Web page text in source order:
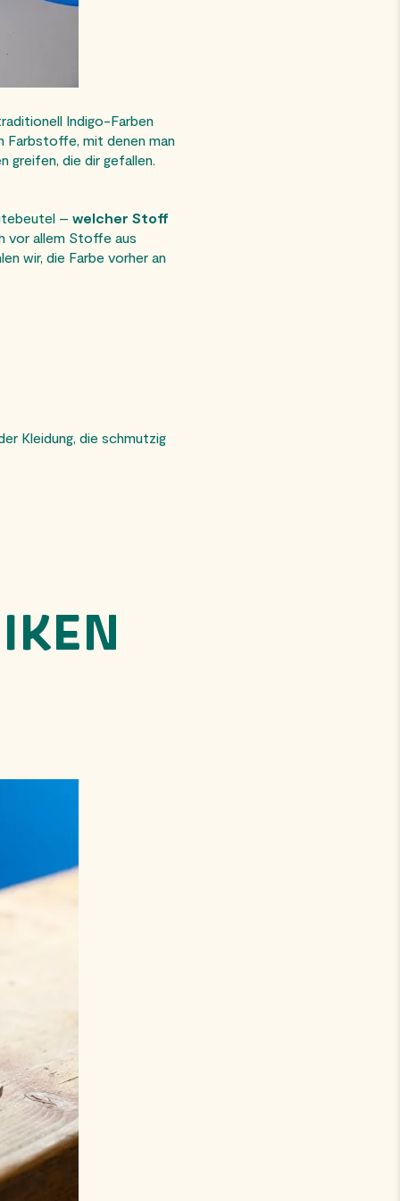
Indigo-Farben
Farbstoffe, mit denen man
greifen, die dir gefallen.
– welcher Stoff
vor allem Stoffe aus
wir, die Farbe vorher an
Kleidung, die schmutzig